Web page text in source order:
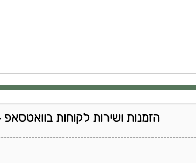
הזמנות ושירות לקוחות בוואטסאפ 072-3264144